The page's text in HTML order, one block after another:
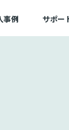
事例 サポー